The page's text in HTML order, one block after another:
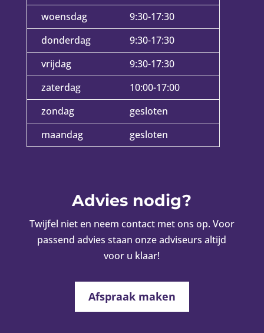
woensdag
9:30-17:30
donderdag
9:30-17:30
vrijdag
9:30-17:30
zaterdag
10:00-17:00
zondag
gesloten
maandag
gesloten
Advies nodig?
Twijfel niet en neem contact met ons op. Voor
passend advies staan onze adviseurs altijd
voor u klaar!
Afspraak maken